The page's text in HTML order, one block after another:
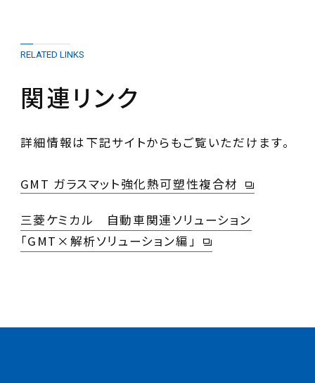
RELATED LINKS
関連リンク
詳細情報は下記サイトからもご覧いただけます。
GMT ガラスマット強化熱可塑性複合材
三菱ケミカル 自動車関連ソリューション
「GMT×解析ソリューション編」